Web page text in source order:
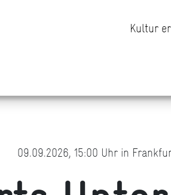
Kultur
09.09.2026, 15:00 Uhr in